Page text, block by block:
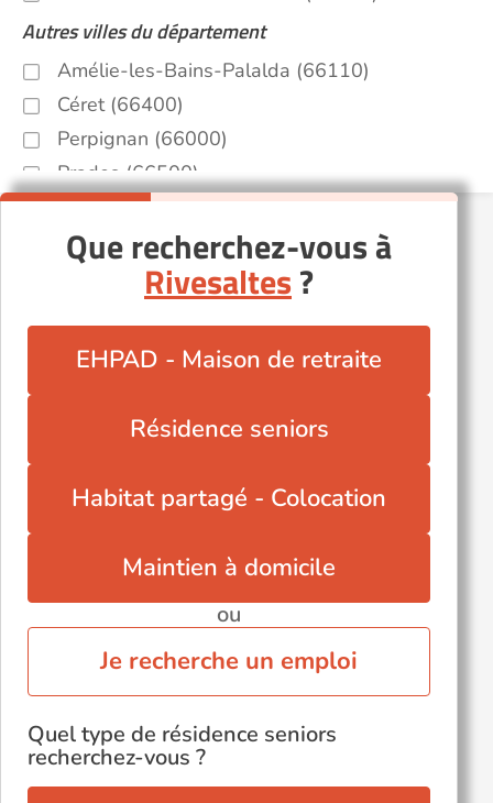
Autres villes du département
Amélie-les-Bains-Palalda (66110)
Céret (66400)
Perpignan (66000)
Prades (66500)
Saint-Cyprien (66750)
Saint-Laurent-de-la-Salanque (66250)
Saint-Paul-de-Fenouillet (66220)
Toulouges (66350)
Que recherchez-vous à
Rivesaltes?
EHPAD - Maison de retraite
Résidence seniors
Habitat partagé - Colocation
Maintien à domicile
ou
Je recherche un emploi
Quel type de résidence seniors
recherchez-vous ?